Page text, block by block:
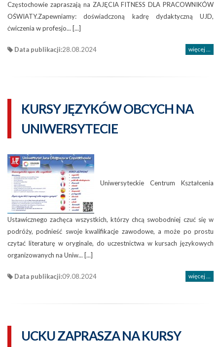
Częstochowie zapraszają na ZAJĘCIA FITNESS DLA PRACOWNIKÓW
OŚWIATY.Zapewniamy: doświadczoną kadrę dydaktyczną UJD,
ćwiczenia w profesjo... [...]
Data publikacji:28.08.2024 więcej ...
KURSY JĘZYKÓW OBCYCH NA
UNIWERSYTECIE
Uniwersyteckie Centrum Kształcenia
Ustawicznego zachęca wszystkich, którzy chcą swobodniej czuć się w
podróży, podnieść swoje kwalifikacje zawodowe, a może po prostu
czytać literaturę w oryginale, do uczestnictwa w kursach językowych
organizowanych na Uniw... [...]
Data publikacji:09.08.2024 więcej ...
UCKU ZAPRASZA NA KURSY